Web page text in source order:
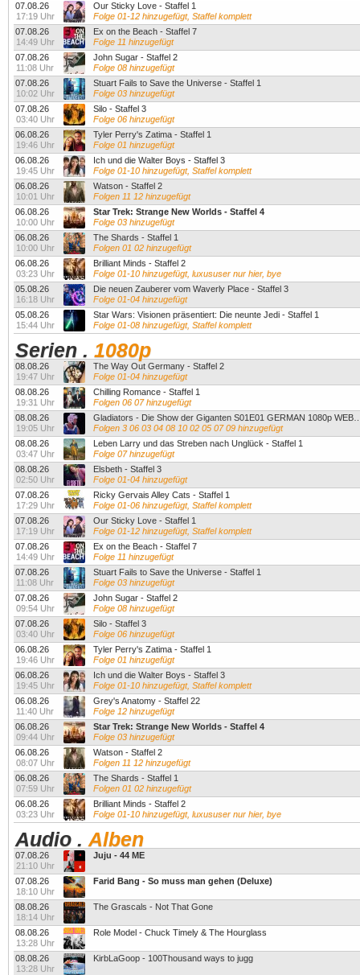
07.08.26
17:19 Uhr
Our Sticky Love - Staffel 1
Folge 01-12 hinzugefügt, Staffel komplett
07.08.26
14:49 Uhr
Ex on the Beach - Staffel 7
Folge 11 hinzugefügt
07.08.26
11:08 Uhr
John Sugar - Staffel 2
Folge 08 hinzugefügt
07.08.26
10:02 Uhr
Stuart Fails to Save the Universe - Staffel 1
Folge 03 hinzugefügt
07.08.26
03:40 Uhr
Silo - Staffel 3
Folge 06 hinzugefügt
06.08.26
19:46 Uhr
Tyler Perry's Zatima - Staffel 1
Folge 01 hinzugefügt
06.08.26
19:45 Uhr
Ich und die Walter Boys - Staffel 3
Folge 01-10 hinzugefügt, Staffel komplett
06.08.26
10:01 Uhr
Watson - Staffel 2
Folgen 11 12 hinzugefügt
06.08.26
10:00 Uhr
Star Trek: Strange New Worlds - Staffel 4
Folge 03 hinzugefügt
06.08.26
10:00 Uhr
The Shards - Staffel 1
Folgen 01 02 hinzugefügt
06.08.26
03:23 Uhr
Brilliant Minds - Staffel 2
Folge 01-10 hinzugefügt, luxususer nur hier, bye
05.08.26
16:18 Uhr
Die neuen Zauberer vom Waverly Place - Staffel 3
Folge 01-04 hinzugefügt
05.08.26
15:44 Uhr
Star Wars: Visionen präsentiert: Die neunte Jedi - Staffel 1
Folge 01-08 hinzugefügt, Staffel komplett
Serien . 1080p
08.08.26
19:47 Uhr
The Way Out Germany - Staffel 2
Folge 01-04 hinzugefügt
08.08.26
19:31 Uhr
Chilling Romance - Staffel 1
Folgen 06 07 hinzugefügt
08.08.26
19:05 Uhr
Folgen 3 06 03 04 08 10 02 05 07 09 hinzugefügt
08.08.26
03:47 Uhr
Leben Larry und das Streben nach Unglück - Staffel 1
Folge 07 hinzugefügt
08.08.26
02:50 Uhr
Elsbeth - Staffel 3
Folge 01-04 hinzugefügt
07.08.26
17:29 Uhr
Ricky Gervais Alley Cats - Staffel 1
Folge 01-06 hinzugefügt, Staffel komplett
07.08.26
17:19 Uhr
Our Sticky Love - Staffel 1
Folge 01-12 hinzugefügt, Staffel komplett
07.08.26
14:49 Uhr
Ex on the Beach - Staffel 7
Folge 11 hinzugefügt
07.08.26
11:08 Uhr
Stuart Fails to Save the Universe - Staffel 1
Folge 03 hinzugefügt
07.08.26
09:54 Uhr
John Sugar - Staffel 2
Folge 08 hinzugefügt
07.08.26
03:40 Uhr
Silo - Staffel 3
Folge 06 hinzugefügt
06.08.26
19:46 Uhr
Tyler Perry's Zatima - Staffel 1
Folge 01 hinzugefügt
06.08.26
19:45 Uhr
Ich und die Walter Boys - Staffel 3
Folge 01-10 hinzugefügt, Staffel komplett
06.08.26
11:40 Uhr
Grey's Anatomy - Staffel 22
Folge 12 hinzugefügt
06.08.26
09:44 Uhr
Star Trek: Strange New Worlds - Staffel 4
Folge 03 hinzugefügt
06.08.26
08:07 Uhr
Watson - Staffel 2
Folgen 11 12 hinzugefügt
06.08.26
07:59 Uhr
The Shards - Staffel 1
Folgen 01 02 hinzugefügt
06.08.26
03:23 Uhr
Brilliant Minds - Staffel 2
Folge 01-10 hinzugefügt, luxususer nur hier, bye
Audio . Alben
07.08.26
21:10 Uhr
Juju - 44 ME
07.08.26
18:10 Uhr
Farid Bang - So muss man gehen (Deluxe)
08.08.26
18:14 Uhr
The Grascals - Not That Gone
08.08.26
13:28 Uhr
Role Model - Chuck Timely & The Hourglass
08.08.26
13:28 Uhr
KirbLaGoop - 100Thousand ways to jugg